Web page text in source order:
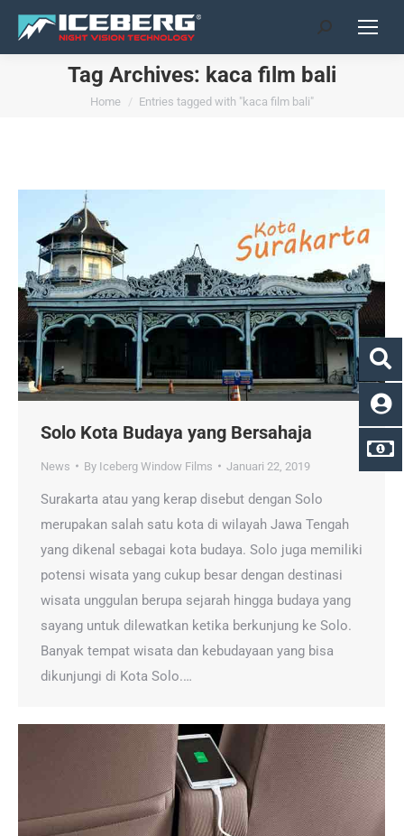
Search:
Tag Archives: kaca film bali
You are here:
Home Entries tagged with "kaca film bali"
Solo Kota Budaya yang Bersahaja
News By Iceberg Window Films Januari 22, 2019
Surakarta atau yang kerap disebut dengan Solo
merupakan salah satu kota di wilayah Jawa Tengah
yang dikenal sebagai kota budaya. Solo juga memiliki
potensi wisata yang cukup besar dengan destinasi
wisata unggulan berupa sejarah hingga budaya yang
sayang untuk dilewatkan ketika berkunjung ke Solo.
Banyak tempat wisata dan kebudayaan yang bisa
dikunjungi di Kota Solo.…